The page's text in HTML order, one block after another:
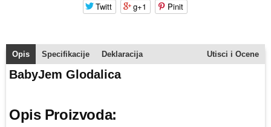
Twitt g+1 Pinit
Opis Specifikacije Deklaracija Utisci i Ocene
BabyJem Glodalica
Opis Proizvoda: